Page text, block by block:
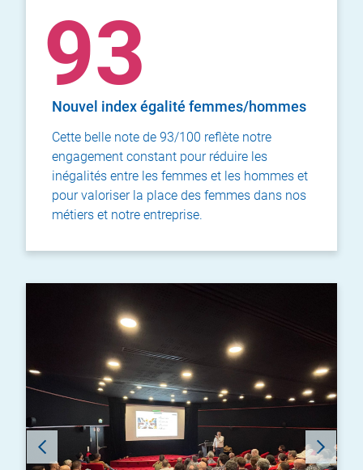
93
Nouvel index égalité femmes/hommes
Cette belle note de 93/100 reflète notre
engagement constant pour réduire les
inégalités entre les femmes et les hommes et
pour valoriser la place des femmes dans nos
métiers et notre entreprise.